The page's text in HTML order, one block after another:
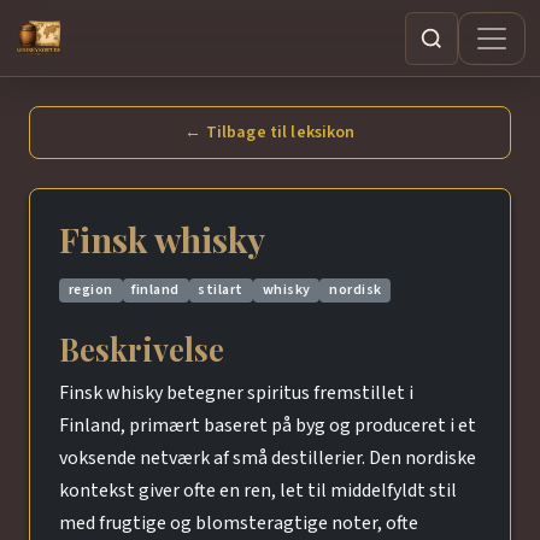
Søg
← Tilbage til leksikon
Finsk whisky
region finland stilart whisky nordisk
Beskrivelse
Finsk whisky betegner spiritus fremstillet i
Finland, primært baseret på byg og produceret i et
voksende netværk af små destillerier. Den nordiske
kontekst giver ofte en ren, let til middelfyldt stil
med frugtige og blomsteragtige noter, ofte